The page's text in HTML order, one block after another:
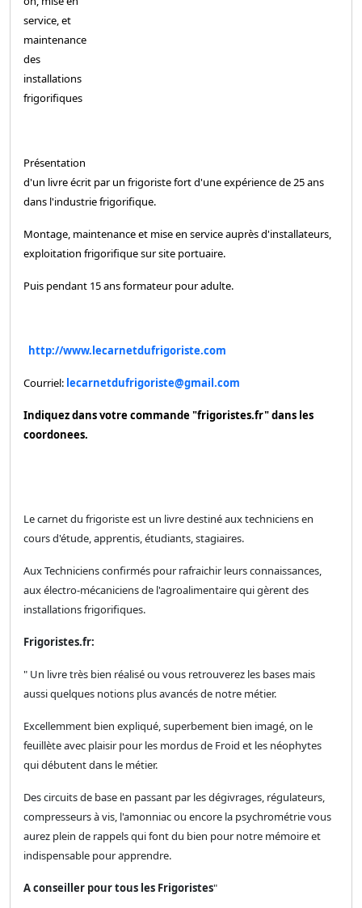
service, et
maintenance
des
installations
frigorifiques
Présentation
d'un livre écrit par un frigoriste fort d'une expérience de 25 ans
dans l'industrie frigorifique.
Montage, maintenance et mise en service auprès d'installateurs,
exploitation frigorifique sur site portuaire.
Puis pendant 15 ans formateur pour adulte.
http://www.lecarnetdufrigoriste.com
Courriel: lecarnetdufrigoriste@gmail.com
Indiquez dans votre commande "frigoristes.fr" dans les
coordonees.
Le carnet du frigoriste est un livre destiné aux techniciens en
cours d'étude, apprentis, étudiants, stagiaires.
Aux Techniciens confirmés pour rafraichir leurs connaissances,
aux électro-mécaniciens de l'agroalimentaire qui gèrent des
installations frigorifiques.
Frigoristes.fr:
" Un livre très bien réalisé ou vous retrouverez les bases mais
aussi quelques notions plus avancés de notre métier.
Excellemment bien expliqué, superbement bien imagé, on le
feuillète avec plaisir pour les mordus de Froid et les néophytes
qui débutent dans le métier.
Des circuits de base en passant par les dégivrages, régulateurs,
compresseurs à vis, l'amonniac ou encore la psychrométrie vous
aurez plein de rappels qui font du bien pour notre mémoire et
indispensable pour apprendre.
A conseiller pour tous les Frigoristes"